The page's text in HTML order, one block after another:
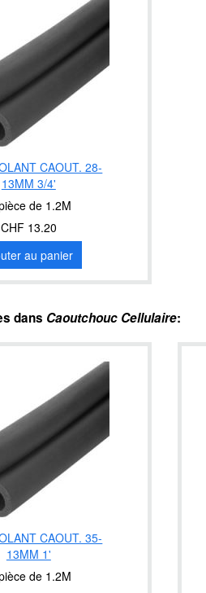
CAOUT. 28-
13MM 3/4'
de 1.2M
CHF 13.20
au panier
dans Caoutchouc Cellulaire:
CAOUT. 35-
13MM 1'
de 1.2M